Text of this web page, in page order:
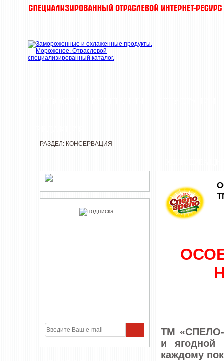
РАЗДЕЛ: КОНСЕРВАЦИЯ
ТМ «СПЕЛО-
и ягодной
каждому